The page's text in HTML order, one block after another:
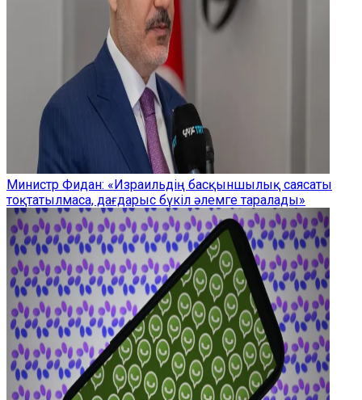
Министр Фидан: «Израильдің басқыншылық саясаты
тоқтатылмаса, дағдарыс бүкіл әлемге таралады»